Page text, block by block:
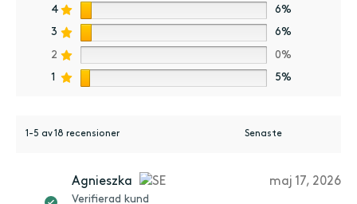
4
6%
3
6%
2
0%
1
5%
1-5 av 18 recensioner
Agnieszka
Verifierad kund
maj 17, 2026